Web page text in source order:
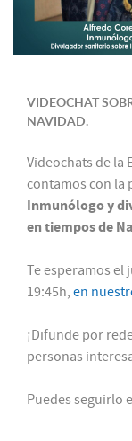
VIDEOCHAT
NAVIDAD.
Videochats de la
contamos con la
Inmunólogo y
en tiempos de
Te esperamos el
19:45h, en
¡Difunde por
personas
Puedes seguirlo